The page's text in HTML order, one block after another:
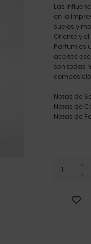
Las
en la
suelos y
Oriente y
Parfum es
aceites
son todas
Notas de
Notas de
Notas de